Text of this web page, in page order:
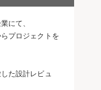
にて、
プロジェクトを
た設計レビュ